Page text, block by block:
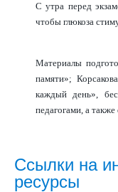
С утра перед
чтобы глюкоза
Материалы
памяти»;
каждый день»,
педагогами, а
Ссылки на
ресурсы